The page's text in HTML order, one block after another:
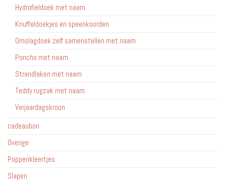
Hydrofieldoek met naam
Knuffeldoekjes en speenkoorden
Omslagdoek zelf samenstellen met naam
Poncho met naam
Strandlaken met naam
Teddy rugzak met naam
Verjaardagskroon
cadeaubon
Overige
Poppenkleertjes
Slapen